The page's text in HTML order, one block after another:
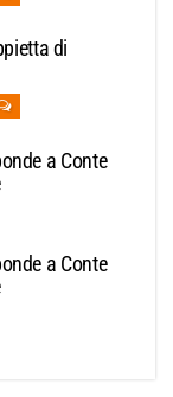
di
a Conte
a Conte